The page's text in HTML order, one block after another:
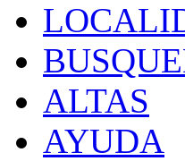
ALTAS
AYUDA